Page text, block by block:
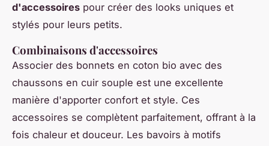
d'accessoires pour créer des looks uniques et
stylés pour leurs petits.
Combinaisons d'accessoires
Associer des bonnets en coton bio avec des
chaussons en cuir souple est une excellente
manière d'apporter confort et style. Ces
accessoires se complètent parfaitement, offrant à la
fois chaleur et douceur. Les bavoirs à motifs